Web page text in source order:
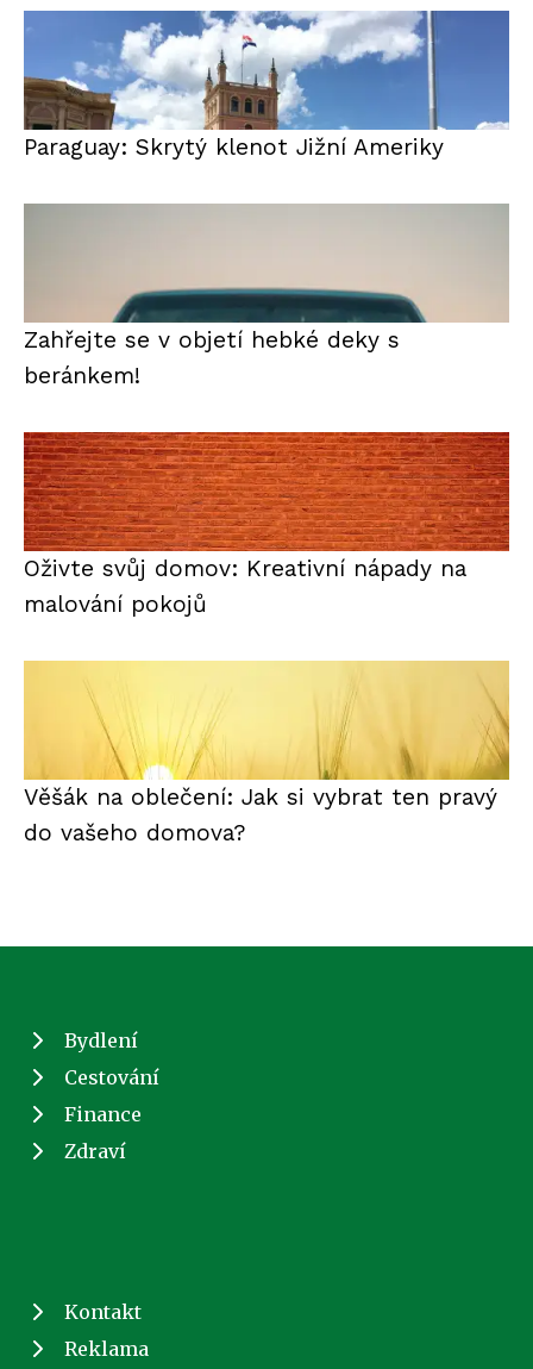
Paraguay: Skrytý klenot Jižní Ameriky
Zahřejte se v objetí hebké deky s
beránkem!
Oživte svůj domov: Kreativní nápady na
malování pokojů
Věšák na oblečení: Jak si vybrat ten pravý
do vašeho domova?
Bydlení
Cestování
Finance
Zdraví
Kontakt
Reklama